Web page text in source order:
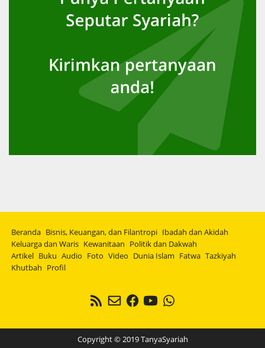
Beranda Bisnis, Keuangan, dan Filantropi Ibadah dan Akidah
Keluarga dan Waris Kewanitaan Politik dan Dakwah
Artikel Buku Audio Foto Video Dunia Islam Fatwa Tazkiyah
Khutbah Profil
Copyright © 2019 TanyaSyariah